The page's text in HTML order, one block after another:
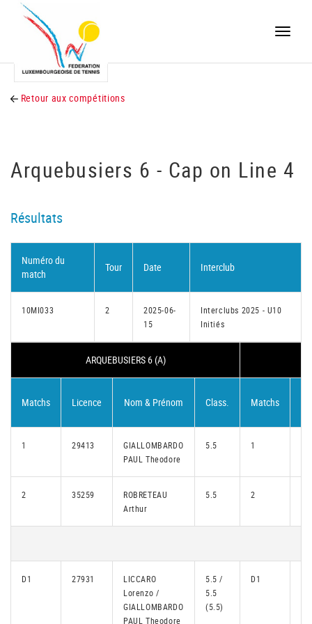
Toggle
Retour aux compétitions
Arquebusiers 6 - Cap on Line 4
Résultats
Numéro du
match
Tour Date Interclub
10MI033 2
2025-06-
15
Interclubs 2025 - U10
Initiés
ARQUEBUSIERS 6 (A)
Matchs Licence Nom & Prénom Class. Matchs
1 29413
GIALLOMBARDO
PAUL Theodore
5.5 1
2 35259
ROBRETEAU
Arthur
5.5 2
D1 27931
LICCARO
Lorenzo /
GIALLOMBARDO
PAUL Theodore
5.5 /
5.5
(5.5)
D1